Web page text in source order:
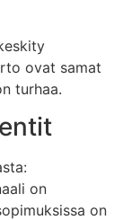
ovat samat
turhaa.
on
on